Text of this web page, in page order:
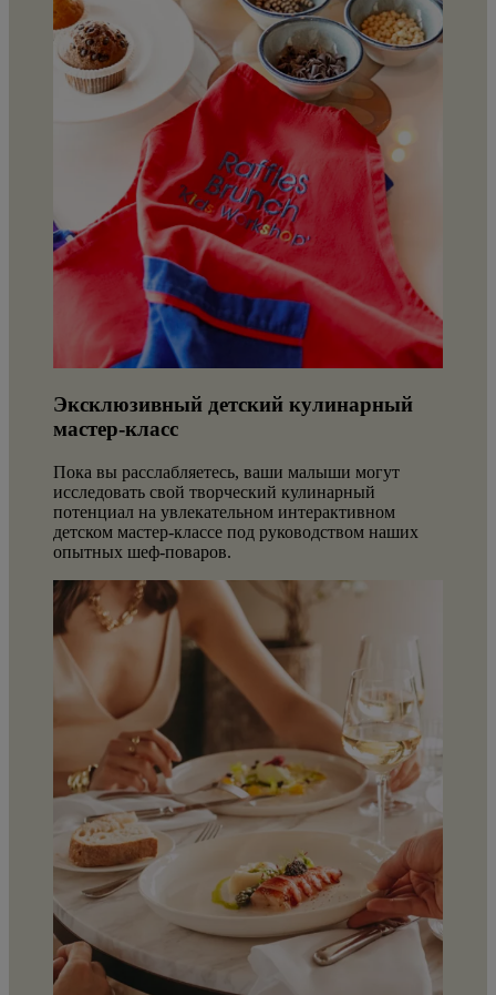
Эксклюзивный детский кулинарный
мастер-класс
Пока вы расслабляетесь, ваши малыши могут
исследовать свой творческий кулинарный
потенциал на увлекательном интерактивном
детском мастер-классе под руководством наших
опытных шеф-поваров.